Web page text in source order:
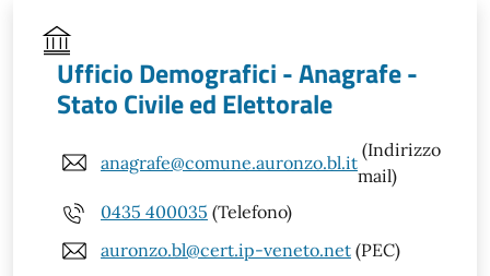
Ufficio Demografici - Anagrafe -
Stato Civile ed Elettorale
anagrafe@comune.auronzo.bl.it
(Indirizzo
mail)
0435 400035 (Telefono)
auronzo.bl@cert.ip-veneto.net (PEC)